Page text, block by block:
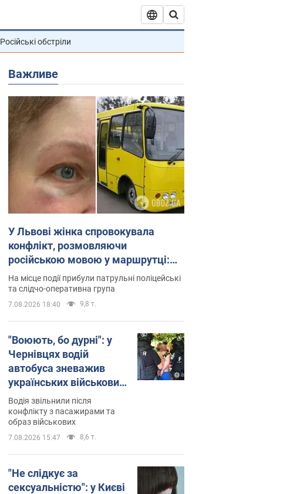
Російські обстріли
Важливе
У Львові жінка спровокувала
конфлікт, розмовляючи
російською мовою у маршрутці:
поліція склала адмінпротокол.
Відео
На місце події прибули патрульні поліцейські
та слідчо-оперативна група
7.08.2026 18:40 9,8 т.
"Воюють, бо дурні": у
Чернівцях водій
автобуса зневажив
українських військових
і поплатився. Відео
Водія звільнили після
конфлікту з пасажирами та
образ військових
7.08.2026 15:47 8,6 т.
"Не слідкує за
сексуальністю": у Києві